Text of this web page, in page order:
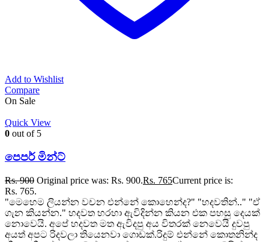
Add to Wishlist
Compare
On Sale
Quick View
0 out of 5
පෙපර් මින්ට්
Rs.900 Original price was: Rs. 900.Rs. 765Current price is:
Rs. 765.
"මෙහෙම ලියන්න වචන එන්නේ කොහෙන්ද?" "හදවතින්.." "ඒ
ගැන කියන්න." හදවත හරහා ඇවිදින්න කියන එක පහසු දෙයක්
නොවෙයි. අපේ හදවත මත ඇවිදපු අය විතරක් නෙවෙයි දුවපු
අයත් අපට රිදවලා තියෙනවා ගොඩක්.රිදුම් එන්නේ කොතනින්ද